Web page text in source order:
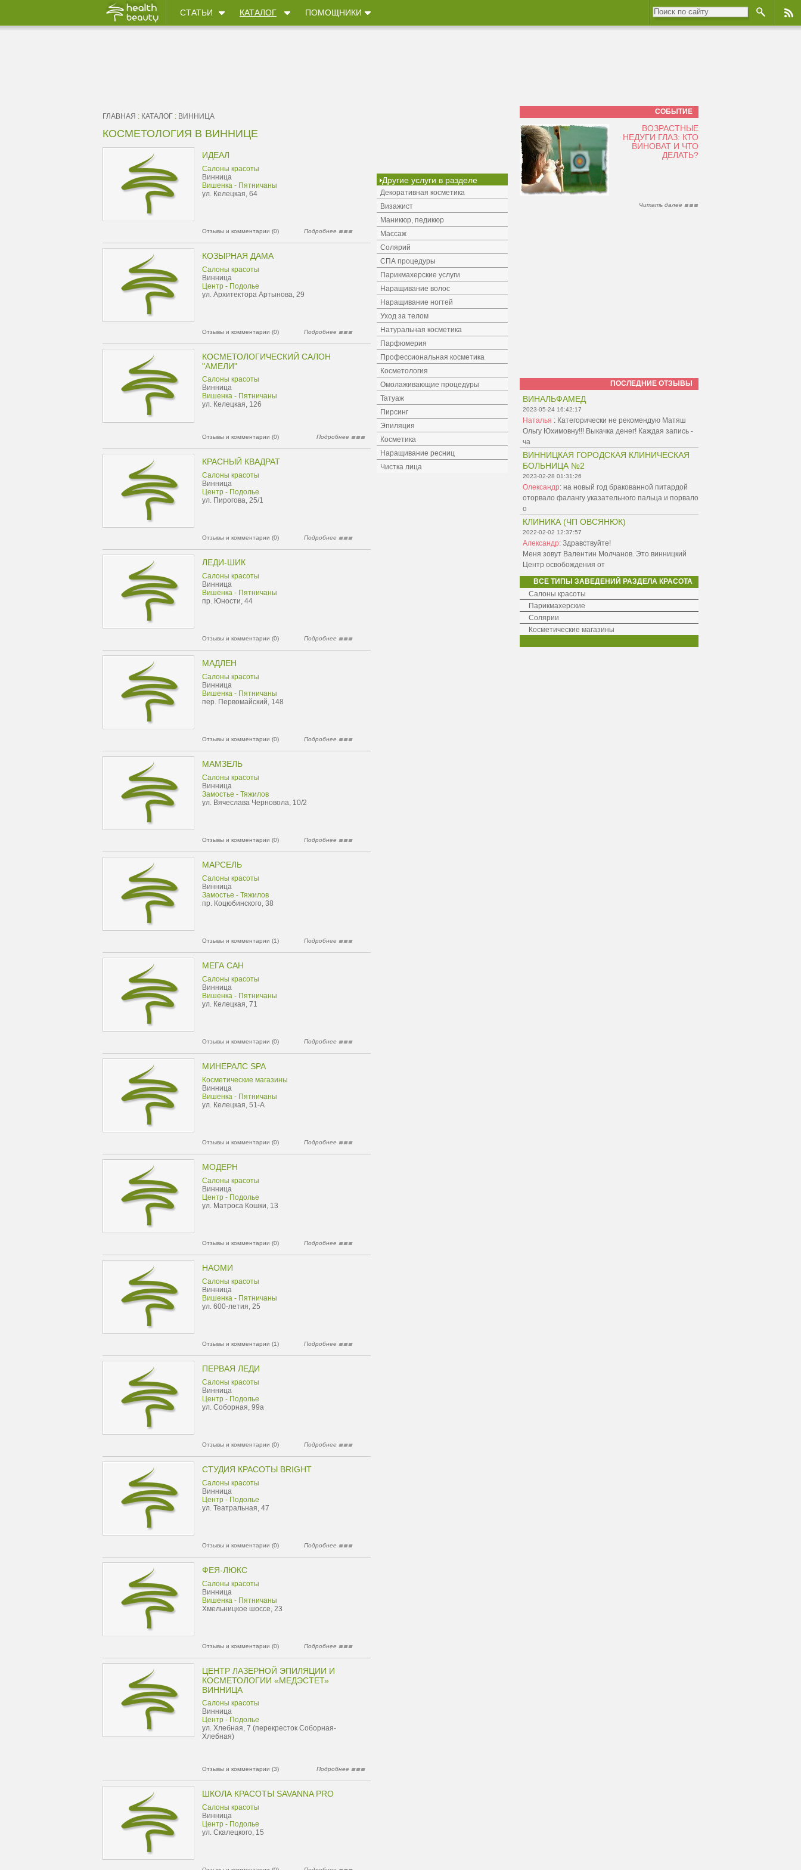
СТАТЬИ КАТАЛОГ ПОМОЩНИКИ
ГЛАВНАЯ : КАТАЛОГ : ВИННИЦА
КОСМЕТОЛОГИЯ В ВИННИЦЕ
ИДЕАЛ
Салоны красоты
Винница
Вишенка - Пятничаны
ул. Келецкая, 64
Отзывы и комментарии (0) Подробнее
КОЗЫРНАЯ ДАМА
Салоны красоты
Винница
Центр - Подолье
ул. Архитектора Артынова, 29
Отзывы и комментарии (0) Подробнее
КОСМЕТОЛОГИЧЕСКИЙ САЛОН
"АМЕЛИ"
Салоны красоты
Винница
Вишенка - Пятничаны
ул. Келецкая, 126
Отзывы и комментарии (0) Подробнее
КРАСНЫЙ КВАДРАТ
Салоны красоты
Винница
Центр - Подолье
ул. Пирогова, 25/1
Отзывы и комментарии (0) Подробнее
ЛЕДИ-ШИК
Салоны красоты
Винница
Вишенка - Пятничаны
пр. Юности, 44
Отзывы и комментарии (0) Подробнее
МАДЛЕН
Салоны красоты
Винница
Вишенка - Пятничаны
пер. Первомайский, 148
Отзывы и комментарии (0) Подробнее
МАМЗЕЛЬ
Салоны красоты
Винница
Замостье - Тяжилов
ул. Вячеслава Черновола, 10/2
Отзывы и комментарии (0) Подробнее
МАРСЕЛЬ
Салоны красоты
Винница
Замостье - Тяжилов
пр. Коцюбинского, 38
Отзывы и комментарии (1) Подробнее
МЕГА САН
Салоны красоты
Винница
Вишенка - Пятничаны
ул. Келецкая, 71
Отзывы и комментарии (0) Подробнее
МИНЕРАЛС SPA
Косметические магазины
Винница
Вишенка - Пятничаны
ул. Келецкая, 51-А
Отзывы и комментарии (0) Подробнее
МОДЕРН
Салоны красоты
Винница
Центр - Подолье
ул. Матроса Кошки, 13
Отзывы и комментарии (0) Подробнее
НАОМИ
Салоны красоты
Винница
Вишенка - Пятничаны
ул. 600-летия, 25
Отзывы и комментарии (1) Подробнее
ПЕРВАЯ ЛЕДИ
Салоны красоты
Винница
Центр - Подолье
ул. Соборная, 99а
Отзывы и комментарии (0) Подробнее
СТУДИЯ КРАСОТЫ BRIGHT
Салоны красоты
Винница
Центр - Подолье
ул. Театральная, 47
Отзывы и комментарии (0) Подробнее
ФЕЯ-ЛЮКС
Салоны красоты
Винница
Вишенка - Пятничаны
Хмельницкое шоссе, 23
Отзывы и комментарии (0) Подробнее
ЦЕНТР ЛАЗЕРНОЙ ЭПИЛЯЦИИ И
КОСМЕТОЛОГИИ «МЕДЭСТЕТ»
ВИННИЦА
Салоны красоты
Винница
Центр - Подолье
ул. Хлебная, 7 (перекресток Соборная-
Хлебная)
Отзывы и комментарии (3) Подробнее
ШКОЛА КРАСОТЫ SAVANNA PRO
Салоны красоты
Винница
Центр - Подолье
ул. Скалецкого, 15
Другие услуги в разделе
Декоративная косметика
Визажист
Маникюр, педикюр
Массаж
Солярий
СПА процедуры
Парикмахерские услуги
Наращивание волос
Наращивание ногтей
Уход за телом
Натуральная косметика
Парфюмерия
Профессиональная косметика
Косметология
Омолаживающие процедуры
Татуаж
Пирсинг
Эпиляция
Косметика
Наращивание ресниц
Чистка лица
СОБЫТИЕ
ВОЗРАСТНЫЕ
НЕДУГИ ГЛАЗ: КТО
ВИНОВАТ И ЧТО
ДЕЛАТЬ?
Читать далее
ПОСЛЕДНИЕ ОТЗЫВЫ
ВИНАЛЬФАМЕД
2023-05-24 16:42:17
Наталья : Категорически не рекомендую Матяш
Ольгу Юхимовну!!! Выкачка денег! Каждая запись -
ча
ВИННИЦКАЯ ГОРОДСКАЯ КЛИНИЧЕСКАЯ
БОЛЬНИЦА №2
2023-02-28 01:31:26
Олександр: на новый год бракованной питардой
оторвало фалангу указательного пальца и порвало
о
КЛИНИКА (ЧП ОВСЯНЮК)
2022-02-02 12:37:57
Александр: Здравствуйте!
Меня зовут Валентин Молчанов. Это винницкий
Центр освобождения от
ВСЕ ТИПЫ ЗАВЕДЕНИЙ РАЗДЕЛА КРАСОТА
Салоны красоты
Парикмахерские
Солярии
Косметические магазины